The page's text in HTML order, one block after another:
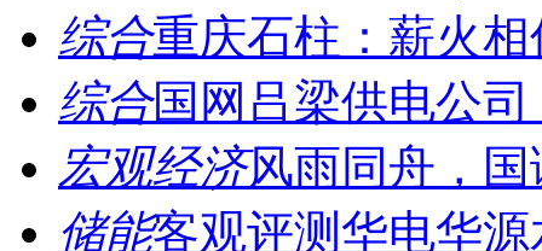
综合重庆石柱：薪火
综合国网吕梁供电公
宏观经济风雨同舟，
储能客观评测华电华